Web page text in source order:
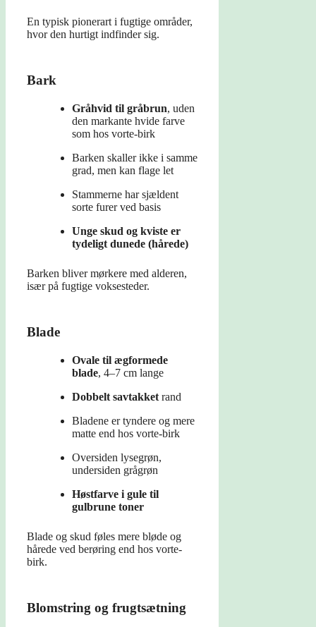
En typisk pionerart i fugtige områder,
hvor den hurtigt indfinder sig.
Bark
Gråhvid til gråbrun, uden
den markante hvide farve
som hos vorte-birk
Barken skaller ikke i samme
grad, men kan flage let
Stammerne har sjældent
sorte furer ved basis
Unge skud og kviste er
tydeligt dunede (hårede)
Barken bliver mørkere med alderen,
især på fugtige voksesteder.
Blade
Ovale til ægformede
blade, 4–7 cm lange
Dobbelt savtakket rand
Bladene er tyndere og mere
matte end hos vorte-birk
Oversiden lysegrøn,
undersiden grågrøn
Høstfarve i gule til
gulbrune toner
Blade og skud føles mere bløde og
hårede ved berøring end hos vorte-
birk.
Blomstring og frugtsætning